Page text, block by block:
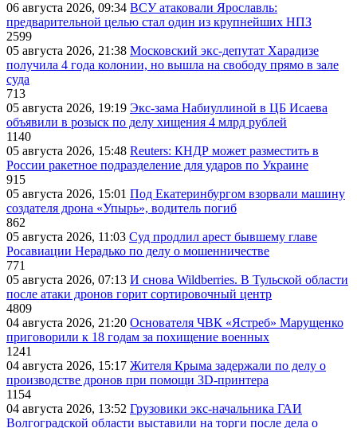
06 августа 2026, 09:34 ВСУ атаковали Ярославль:
предварительной целью стал один из крупнейших НПЗ
2599
05 августа 2026, 21:38 Московский экс-депутат Харадизе
получила 4 года колонии, но вышла на свободу прямо в зале
суда
713
05 августа 2026, 19:19 Экс-зама Набиуллиной в ЦБ Исаева
объявили в розыск по делу хищения 4 млрд рублей
1140
05 августа 2026, 15:48 Reuters: КНДР может разместить в
России ракетное подразделение для ударов по Украине
915
05 августа 2026, 15:01 Под Екатеринбургом взорвали машину
создателя дрона «Упырь», водитель погиб
862
05 августа 2026, 11:03 Суд продлил арест бывшему главе
Росавиации Нерадько по делу о мошенничестве
771
05 августа 2026, 07:13 И снова Wildberries. В Тульской области
после атаки дронов горит сортировочный центр
4809
04 августа 2026, 21:20 Основателя ЧВК «Ястреб» Марущенко
приговорили к 18 годам за похищение военных
1241
04 августа 2026, 15:17 Жителя Крыма задержали по делу о
производстве дронов при помощи 3D‑принтера
1154
04 августа 2026, 13:52 Грузовики экс-начальника ГАИ
Волгоградской области выставили на торги после дела о